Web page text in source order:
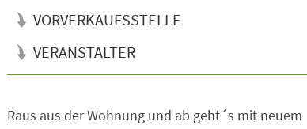
VORVERKAUFSSTELLE
VERANSTALTER
Raus aus der Wohnung und ab geht´s mit neuem